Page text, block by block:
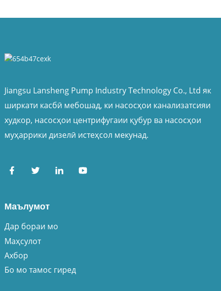
Jiangsu Lansheng Pump Industry Technology Co., Ltd як
ширкати касбӣ мебошад, ки насосҳои канализатсияи
худкор, насосҳои центрифугаии қубур ва насосҳои
муҳаррики дизелӣ истеҳсол мекунад.
Маълумот
Дар бораи мо
Маҳсулот
Ахбор
Бо мо тамос гиред